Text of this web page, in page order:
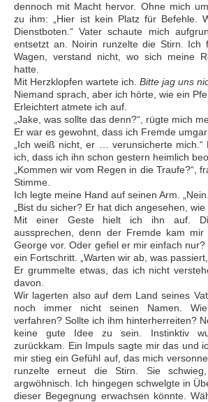
dennoch mit Macht hervor. Ohne mich
zu ihm: „Hier ist kein Platz für Befehle.
Dienstboten.“ Vater schaute mich
entsetzt an. Noirin runzelte die Stirn. Ich
Wagen, verstand nicht, wo sich meine
hatte.
Mit Herzklopfen wartete ich. Bitte jag uns
Niemand sprach, aber ich hörte, wie ein
Erleichtert atmete ich auf.
„Jake, was sollte das denn?“, rügte mich
Er war es gewohnt, dass ich Fremde
„Ich weiß nicht, er … verunsicherte mich.“
ich, dass ich ihn schon gestern heimlich
„Kommen wir vom Regen in die Traufe?“,
Stimme.
Ich legte meine Hand auf seinen Arm.
„Bist du sicher? Er hat dich angesehen,
Mit einer Geste hielt ich ihn auf.
aussprechen, denn der Fremde kam
George vor. Oder gefiel er mir einfach
ein Fortschritt. „Warten wir ab, was passiert,
Er grummelte etwas, das ich nicht
davon.
Wir lagerten also auf dem Land seines
noch immer nicht seinen Namen.
verfahren? Sollte ich ihm hinterherreiten?
keine gute Idee zu sein. Instinktiv
zurückkam. Ein Impuls sagte mir das und
mir stieg ein Gefühl auf, das mich
runzelte erneut die Stirn. Sie
argwöhnisch. Ich hingegen schwelgte in
dieser Begegnung erwachsen könnte.